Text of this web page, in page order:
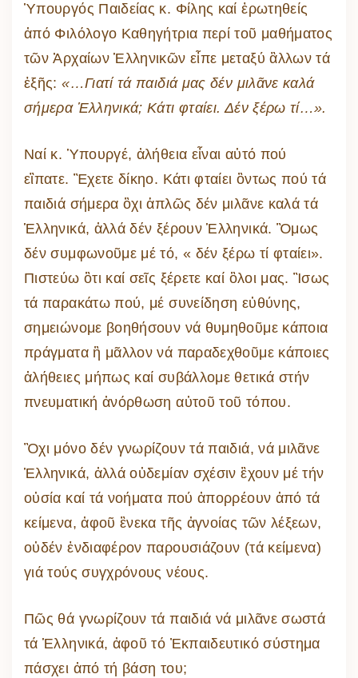
Ὑπουργός Παιδείας κ. Φίλης καί ἐρωτηθείς
ἀπό Φιλόλογο Καθηγήτρια περί τοῦ μαθήματος
τῶν Ἀρχαίων Ἑλληνικῶν εἶπε μεταξύ ἂλλων τά
ἑξῆς:«…Γιατί τά παιδιά μας δέν μιλᾶνε καλά
σήμερα Ἑλληνικά; Κάτι φταίει. Δέν ξέρω τί…».
Nαί κ. Ὑπουργέ, ἀλήθεια εἶναι αὐτό πού
εἲπατε. Ἒχετε δίκηο. Κάτι φταίει ὂντως πού τά
παιδιά σήμερα ὂχι ἁπλῶς δέν μιλᾶνε καλά τά
Ἑλληνικά, ἀλλά δέν ξέρουν Ἑλληνικά. Ὃμως
δέν συμφωνοῦμε μέ τό, « δέν ξέρω τί φταίει».
Πιστεύω ὃτι καί σεῖς ξέρετε καί ὃλοι μας. Ἲσως
τά παρακάτω πού, μέ συνείδηση εὐθύνης,
σημειώνομε βοηθήσουν νά θυμηθοῦμε κάποια
πράγματα ἢ μᾶλλον νά παραδεχθοῦμε κάποιες
ἀλήθειες μήπως καί συβάλλομε θετικά στήν
πνευματική ἀνόρθωση αὐτοῦ τοῦ τόπου.
Ὂχι μόνο δέν γνωρίζουν τά παιδιά, νά μιλᾶνε
Ἑλληνικά, ἀλλά οὐδεμίαν σχέσιν ἒχουν μέ τήν
οὐσία καί τά νοήματα πού ἀπορρέουν ἀπό τά
κείμενα, ἀφοῦ ἓνεκα τῆς ἀγνοίας τῶν λέξεων,
οὐδέν ἐνδιαφέρον παρουσιάζουν (τά κείμενα)
γιά τούς συγχρόνους νέους.
Πῶς θά γνωρίζουν τά παιδιά νά μιλᾶνε σωστά
τά Ἑλληνικά, ἀφοῦ τό Ἐκπαιδευτικό σύστημα
πάσχει ἀπό τή βάση του;